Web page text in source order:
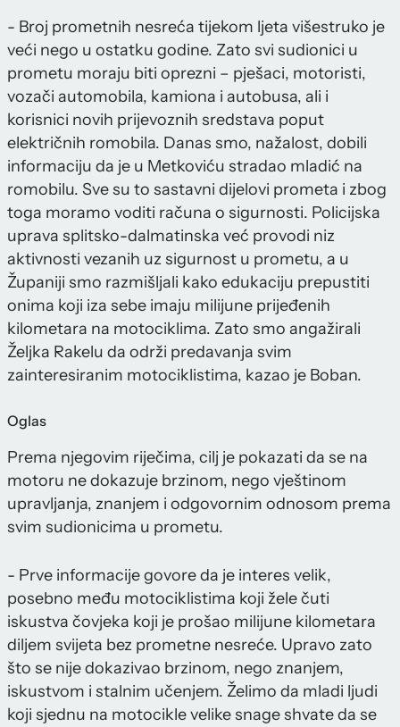
- Broj prometnih nesreća tijekom ljeta višestruko je
veći nego u ostatku godine. Zato svi sudionici u
prometu moraju biti oprezni – pješaci, motoristi,
vozači automobila, kamiona i autobusa, ali i
korisnici novih prijevoznih sredstava poput
električnih romobila. Danas smo, nažalost, dobili
informaciju da je u Metkoviću stradao mladić na
romobilu. Sve su to sastavni dijelovi prometa i zbog
toga moramo voditi računa o sigurnosti. Policijska
uprava splitsko-dalmatinska već provodi niz
aktivnosti vezanih uz sigurnost u prometu, a u
Županiji smo razmišljali kako edukaciju prepustiti
onima koji iza sebe imaju milijune prijeđenih
kilometara na motociklima. Zato smo angažirali
Željka Rakelu da održi predavanja svim
zainteresiranim motociklistima, kazao je Boban.
Oglas
Prema njegovim riječima, cilj je pokazati da se na
motoru ne dokazuje brzinom, nego vještinom
upravljanja, znanjem i odgovornim odnosom prema
svim sudionicima u prometu.
- Prve informacije govore da je interes velik,
posebno među motociklistima koji žele čuti
iskustva čovjeka koji je prošao milijune kilometara
diljem svijeta bez prometne nesreće. Upravo zato
što se nije dokazivao brzinom, nego znanjem,
iskustvom i stalnim učenjem. Želimo da mladi ljudi
koji sjednu na motocikle velike snage shvate da se